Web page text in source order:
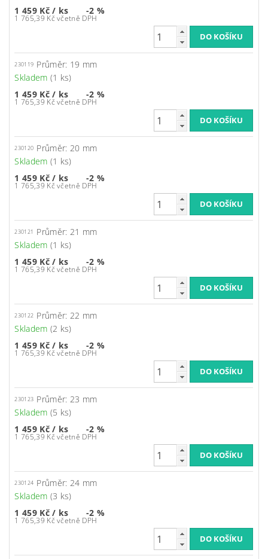
1 459 Kč/ ks
1 765,39 Kč včetně DPH
-2 %
230119 Průměr: 19 mm
Skladem (1 ks)
1 459 Kč/ ks
1 765,39 Kč včetně DPH
-2 %
230120 Průměr: 20 mm
Skladem (1 ks)
1 459 Kč/ ks
1 765,39 Kč včetně DPH
-2 %
230121
Průměr: 21 mm
Skladem (1 ks)
1 459 Kč/ ks
1 765,39 Kč včetně DPH
-2 %
230122 Průměr: 22 mm
Skladem (2 ks)
1 459 Kč/ ks
1 765,39 Kč včetně DPH
-2 %
230123 Průměr: 23 mm
Skladem (5 ks)
1 459 Kč/ ks
1 765,39 Kč včetně DPH
-2 %
230124 Průměr: 24 mm
Skladem (3 ks)
1 459 Kč/ ks
1 765,39 Kč včetně DPH
-2 %